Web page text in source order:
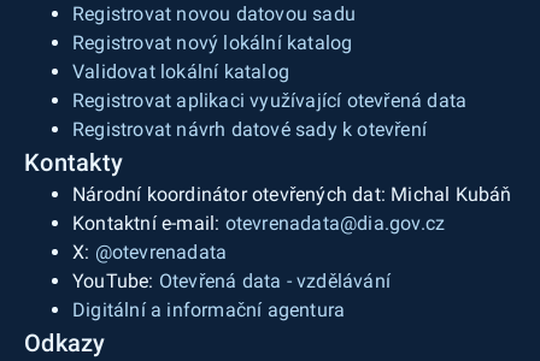
Registrovat novou datovou sadu
Registrovat nový lokální katalog
Validovat lokální katalog
Registrovat aplikaci využívající otevřená data
Registrovat návrh datové sady k otevření
Kontakty
Národní koordinátor otevřených dat: Michal Kubáň
Kontaktní e-mail: otevrenadata@dia.gov.cz
X: @otevrenadata
YouTube: Otevřená data - vzdělávání
Digitální a informační agentura
Odkazy